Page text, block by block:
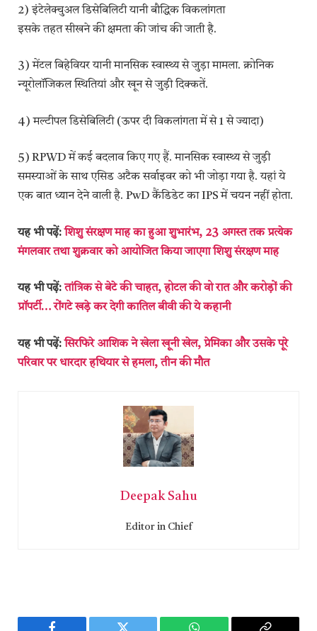
2) इंटेलेक्चुअल डिसेबिलिटी यानी बौद्धिक विकलांगता
इसके तहत सीखने की क्षमता की जांच की जाती है.
3) मेंटल बिहेवियर यानी मानसिक स्वास्थ्य से जुड़ा मामला. क्रोनिक
न्यूरोलॉजिकल स्थितियां और खून से जुड़ी दिक्कतें.
4) मल्टीपल डिसेबिलिटी (ऊपर दी विकलांगता में से 1 से ज्यादा)
5) RPWD में कई बदलाव किए गए हैं. मानसिक स्वास्थ्य से जुड़ी
समस्याओं के साथ एसिड अटैक सर्वाइवर को भी जोड़ा गया है. यहां ये
एक बात ध्यान देने वाली है. PwD कैंडिडेट का IPS में चयन नहीं होता.
यह भी पढ़ें:शिशु संरक्षण माह का हुआ शुभारंभ, 23 अगस्त तक प्रत्येक
मंगलवार तथा शुक्रवार को आयोजित किया जाएगा शिशु संरक्षण माह
यह भी पढ़ें:तांत्रिक से बेटे की चाहत, होटल की वो रात और करोड़ों की
प्रॉपर्टी… रोंगटे खड़े कर देगी कातिल बीवी की ये कहानी
यह भी पढ़ें:सिरफिरे आशिक ने खेला खूनी खेल, प्रेमिका और उसके पूरे
परिवार पर धारदार हथियार से हमला, तीन की मौत
Deepak Sahu
Editor in Chief